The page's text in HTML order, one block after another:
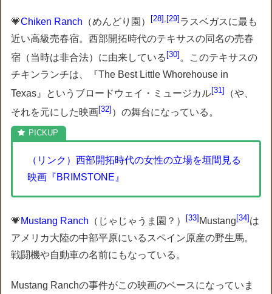
💗Chiken Ranch （めんどり園） 28 29 ラスベガスに最も
近い高級売春宿。西部開拓時代のテキサスの同名の売春
宿（当時は非合法）に由来している 30 。このテキサスの
チキンランチは、『The Best Little Whorehouse in
Texas』というブロードウェイ・ミュージカル 31
（や、
それを元にした映画 32 ）の舞台になっている。
（リンク）西部開拓時代の女性の立場を垣間見る
映画『BRIMSTONE』
💗 Mustang Ranch （じゃじゃうま園？） 33 Mustang 34 は
アメリカ大陸の中部平原にいるスペイン原産の野生馬。
戦闘機や自動車の名前にもなっている。
Mustang Ranchの事件がこの映画のベースになっていま